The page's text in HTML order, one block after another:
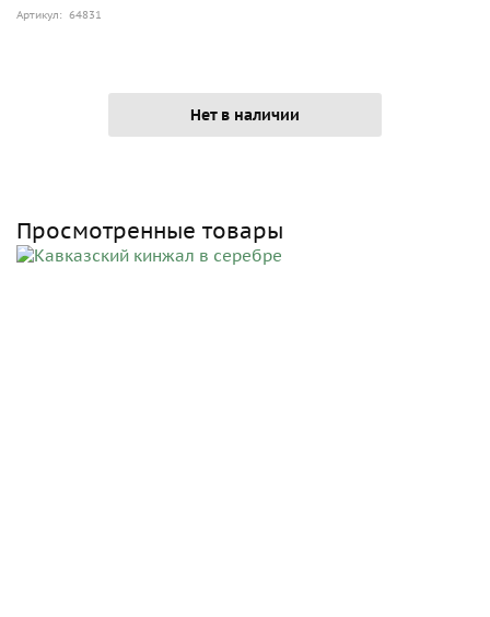
Артикул: 64831
Нет в наличии
Просмотренные товары